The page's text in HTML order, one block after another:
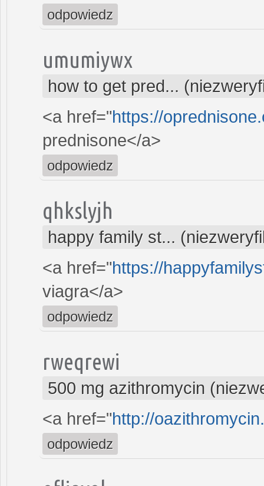
odpowiedz
umumiywx
how to get pred...
<a href="https://
prednisone</a>
odpowiedz
qhkslyjh
happy family st...
<a href="https://
viagra</a>
odpowiedz
rweqrewi
500 mg azithromycin
<a href="http://
odpowiedz